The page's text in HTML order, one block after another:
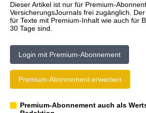
Dieser Artikel ist nur für Premium-
VersicherungsJournals frei zugänglich.
für Texte mit Premium-Inhalt wie auch für
30 Tage sind.
Login mit Premium-Abonnement
Premium-Abonnement erwerben
Premium-Abonnement auch als